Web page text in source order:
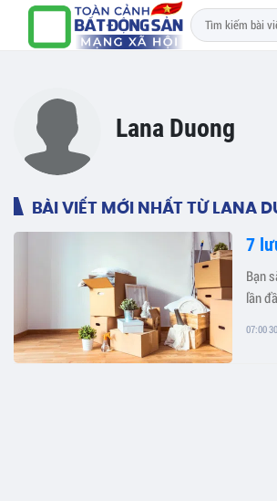
Lana Duong
BÀI VIẾT MỚI NHẤT TỪ LANA
7
Bạn
lần
07:00